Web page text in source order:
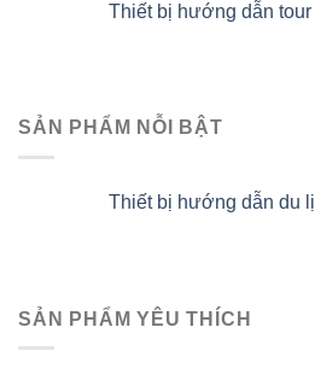
Thiết bị hướng dẫn tour
SẢN PHẨM NỖI BẬT
Thiết bị hướng dẫn du
SẢN PHẨM YÊU THÍCH